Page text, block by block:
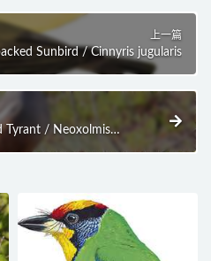
上一篇
Sunbird / Cinnyris jugularis
Tyrant / Neoxolmis